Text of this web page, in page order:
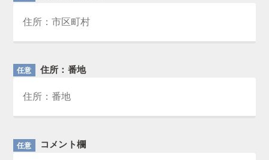
任意 住所：番地
任意 コメント欄